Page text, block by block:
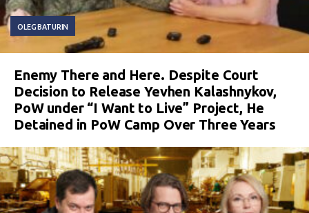
OLEG BATURIN
Enemy There and Here. Despite Court
Decision to Release Yevhen Kalashnykov,
PoW under “I Want to Live” Project, He
Detained in PoW Camp Over Three Years